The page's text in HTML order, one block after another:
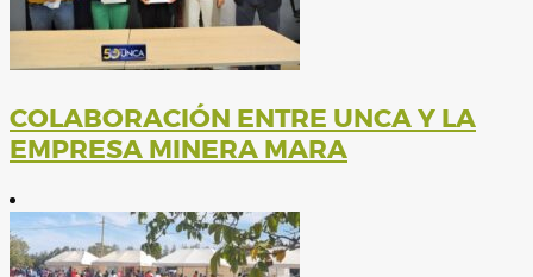
COLABORACIÓN ENTRE UNCA Y LA
EMPRESA MINERA MARA